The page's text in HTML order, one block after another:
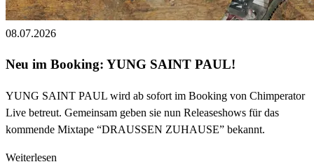
08.07.2026
Neu im Booking: YUNG SAINT PAUL!
YUNG SAINT PAUL wird ab sofort im Booking von Chimperator
Live betreut. Gemeinsam geben sie nun Releaseshows für das
kommende Mixtape “DRAUSSEN ZUHAUSE” bekannt.
Weiterlesen